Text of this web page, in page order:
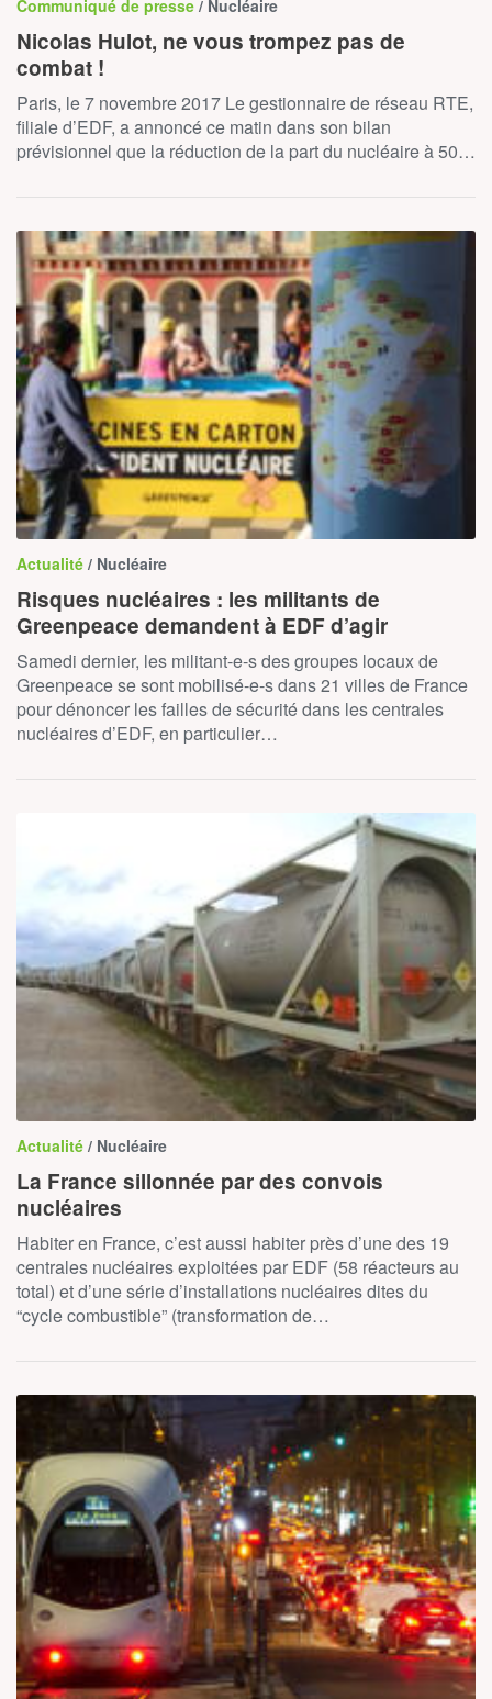
Communiqué de presse / Nucléaire
Nicolas Hulot, ne vous trompez pas de
combat !
Paris, le 7 novembre 2017 Le gestionnaire de réseau RTE,
filiale d’EDF, a annoncé ce matin dans son bilan
prévisionnel que la réduction de la part du nucléaire à 50…
Actualité / Nucléaire
Risques nucléaires : les militants de
Greenpeace demandent à EDF d’agir
Samedi dernier, les militant-e-s des groupes locaux de
Greenpeace se sont mobilisé-e-s dans 21 villes de France
pour dénoncer les failles de sécurité dans les centrales
nucléaires d’EDF, en particulier…
Actualité / Nucléaire
La France sillonnée par des convois
nucléaires
Habiter en France, c’est aussi habiter près d’une des 19
centrales nucléaires exploitées par EDF (58 réacteurs au
total) et d’une série d’installations nucléaires dites du
“cycle combustible” (transformation de…